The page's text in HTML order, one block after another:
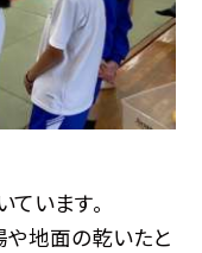
います。
や地面の乾いたと